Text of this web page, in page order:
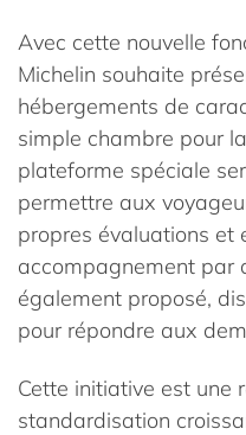
Avec cette nouvelle
Michelin souhaite
hébergements de
simple chambre pour
plateforme spéciale
permettre aux
propres évaluations et
accompagnement par
également proposé,
pour répondre aux
Cette initiative est une
standardisation